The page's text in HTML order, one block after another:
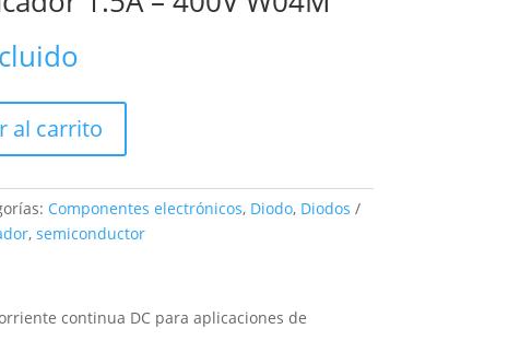
al carrito
Componentes electrónicos, Diodo, Diodos
, semiconductor
continua DC para aplicaciones de